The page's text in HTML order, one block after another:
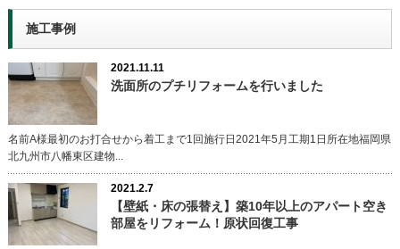
施工事例
2021.11.11
洗面所のプチリフォームを行いました
名前A様最初のお打合せから着工まで1回施行日2021年5月工期1日所在地福岡県
北九州市八幡東区建物...
2021.2.7
【壁紙・床の張替え】築10年以上のアパート空き
部屋をリフォーム！原状回復工事